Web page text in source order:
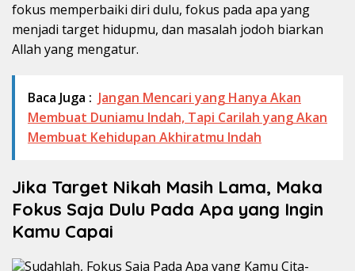
fokus memperbaiki diri dulu, fokus pada apa yang
menjadi target hidupmu, dan masalah jodoh biarkan
Allah yang mengatur.
Baca Juga : Jangan Mencari yang Hanya Akan
Membuat Duniamu Indah, Tapi Carilah yang Akan
Membuat Kehidupan Akhiratmu Indah
Jika Target Nikah Masih Lama, Maka
Fokus Saja Dulu Pada Apa yang Ingin
Kamu Capai